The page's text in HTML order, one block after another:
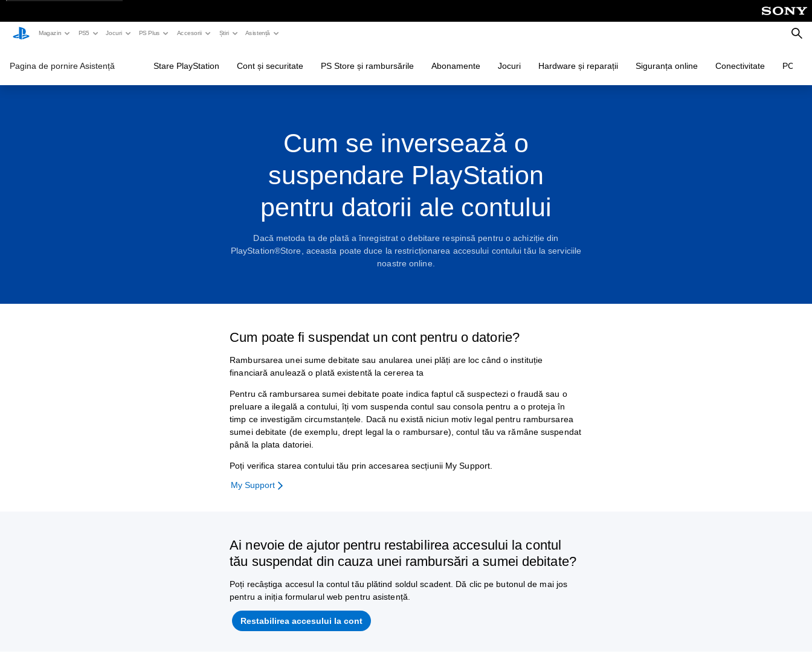
Magazin PS5 Jocuri PS Plus Accesorii Știri Asistență
Pagina de pornire Asistență Stare PlayStation Cont și securitate PS Store și rambursările Abonamente Jocuri Hardware și reparații Siguranța online Conectivitate PC
Cum se inversează o
suspendare PlayStation
pentru datorii ale contului
Dacă metoda ta de plată a înregistrat o debitare respinsă pentru o achiziție din
PlayStation®Store, aceasta poate duce la restricționarea accesului contului tău la serviciile
noastre online.
Cum poate fi suspendat un cont pentru o datorie?
Rambursarea unei sume debitate sau anularea unei plăți are loc când o instituție
financiară anulează o plată existentă la cererea ta
Pentru că rambursarea sumei debitate poate indica faptul că suspectezi o fraudă sau o
preluare a ilegală a contului, îți vom suspenda contul sau consola pentru a o proteja în
timp ce investigăm circumstanțele. Dacă nu există niciun motiv legal pentru rambursarea
sumei debitate (de exemplu, drept legal la o rambursare), contul tău va rămâne suspendat
până la plata datoriei.
Poți verifica starea contului tău prin accesarea secțiunii My Support.
My Support
Ai nevoie de ajutor pentru restabilirea accesului la contul
tău suspendat din cauza unei rambursări a sumei debitate?
Poți recâștiga accesul la contul tău plătind soldul scadent. Dă clic pe butonul de mai jos
pentru a iniția formularul web pentru asistență.
Restabilirea accesului la cont